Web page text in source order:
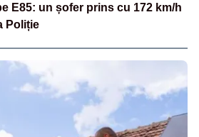
E85: un șofer prins cu 172 km/h
Poliție